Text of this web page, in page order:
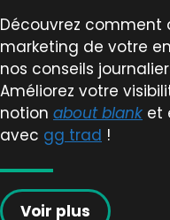
Découvrez comment
marketing de votre
nos conseils
Améliorez votre
notion about blank et
avec gg trad !
Voir plus